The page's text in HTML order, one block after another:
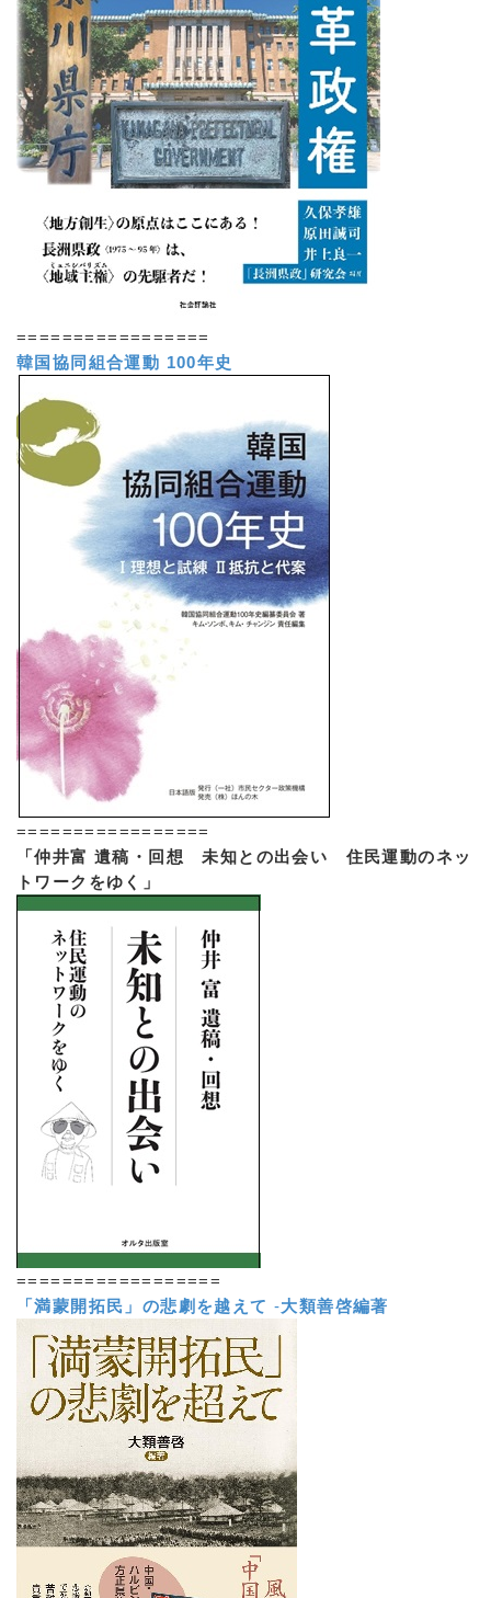
=================
韓国協同組合運動 100年史
=================
「仲井富 遺稿・回想 未知との出会い 住民運動のネッ
トワークをゆく」
==================
「満蒙開拓民」の悲劇を越えて -大類善啓編著